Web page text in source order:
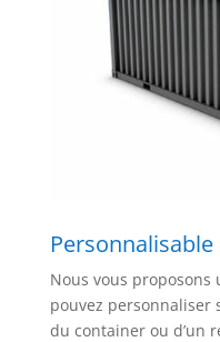
Personnalisable
Nous vous proposons
pouvez personnaliser
du container ou d’un